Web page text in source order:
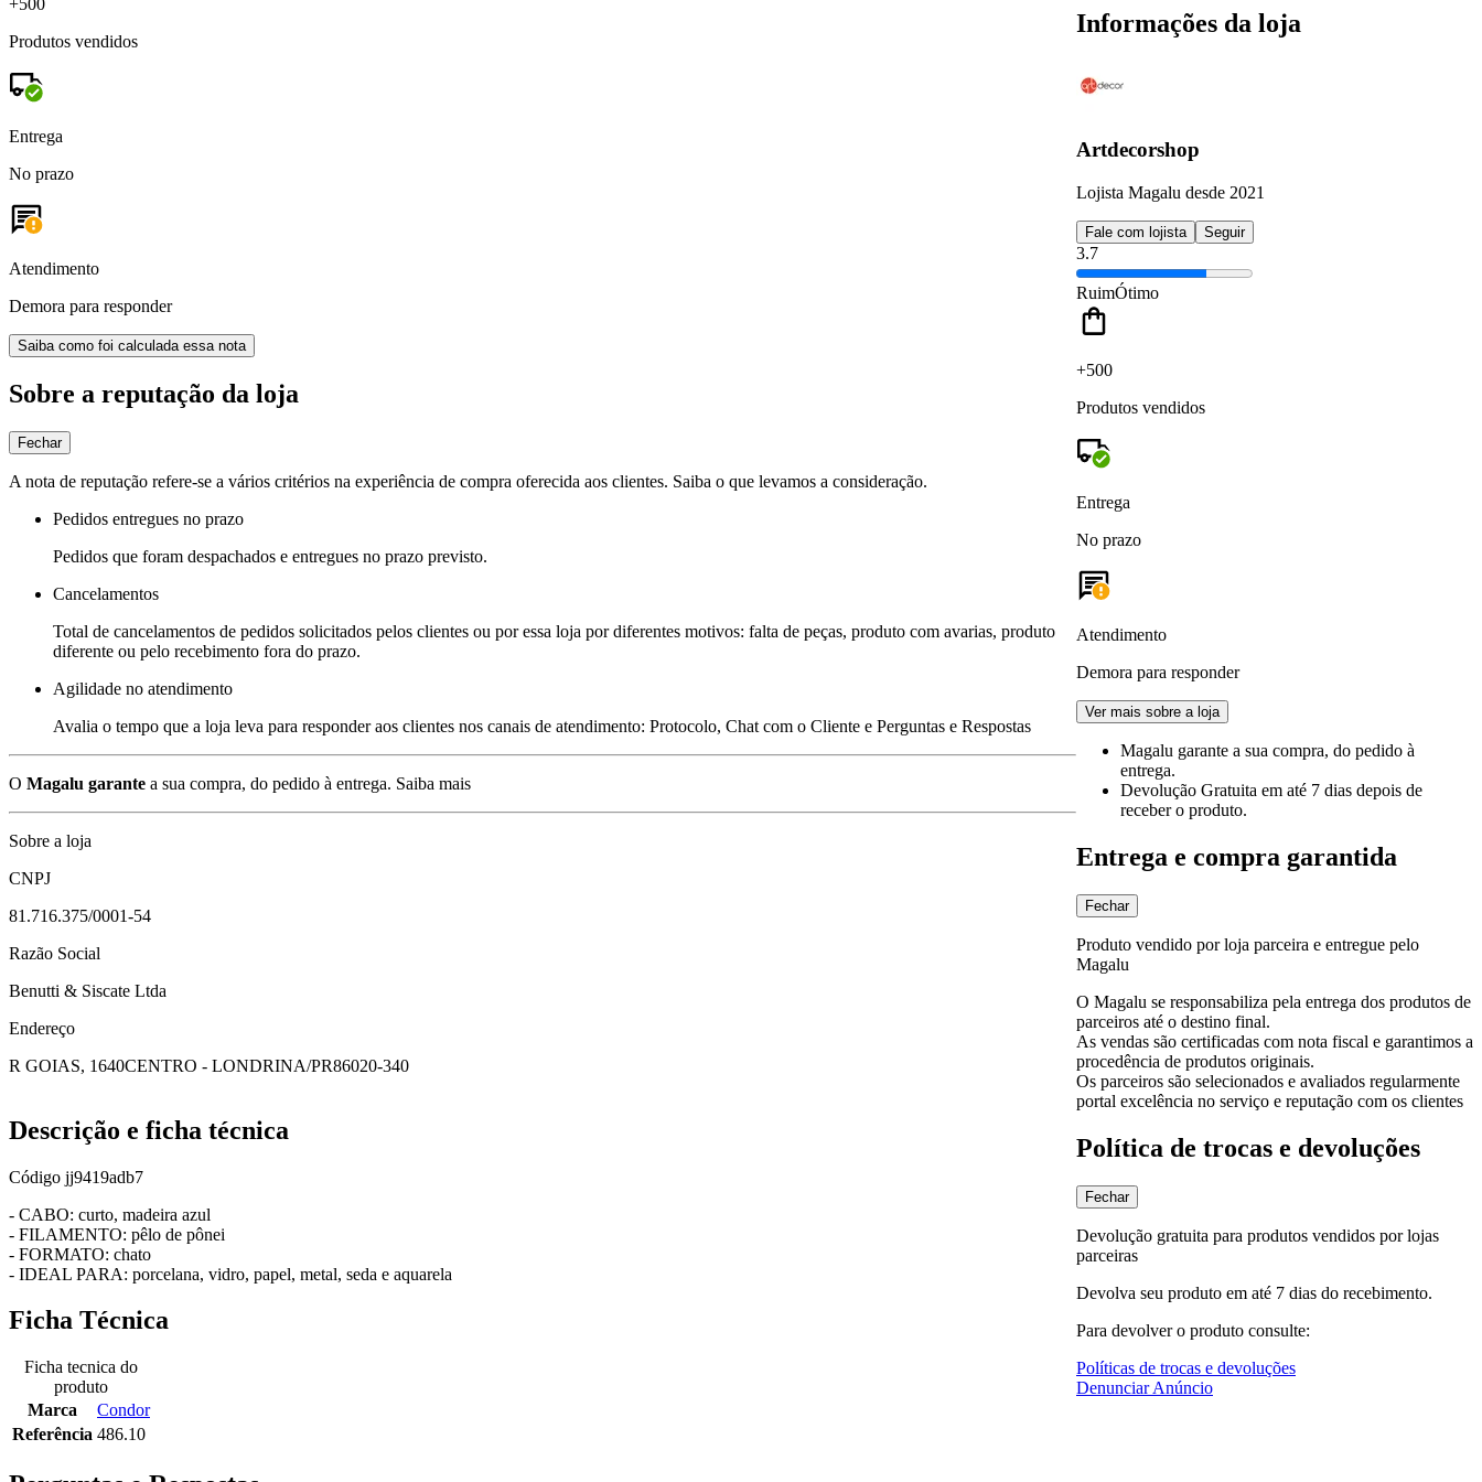
+500
Produtos vendidos
Entrega
No prazo
Atendimento
Demora para responder
Saiba como foi calculada essa nota
Sobre a reputação da loja
Fechar
A nota de reputação refere-se a vários critérios na experiência de compra oferecida aos clientes. Saiba o que levamos a consideração.
Pedidos entregues no prazo
Pedidos que foram despachados e entregues no prazo previsto.
Cancelamentos
Total de cancelamentos de pedidos solicitados pelos clientes ou por essa loja por diferentes motivos: falta de peças, produto com avarias, produto
diferente ou pelo recebimento fora do prazo.
Agilidade no atendimento
Avalia o tempo que a loja leva para responder aos clientes nos canais de atendimento: Protocolo, Chat com o Cliente e Perguntas e Respostas
O Magalu garante a sua compra, do pedido à entrega. Saiba mais
Sobre a loja
CNPJ
81.716.375/0001-54
Razão Social
Benutti & Siscate Ltda
Endereço
R GOIAS, 1640CENTRO - LONDRINA/PR86020-340
Informações da loja
Artdecorshop
Lojista Magalu desde 2021
Fale com lojista Seguir
3.7
RuimÓtimo
+500
Produtos vendidos
Entrega
No prazo
Atendimento
Demora para responder
Ver mais sobre a loja
Magalu garante a sua compra, do pedido à
entrega.
Devolução Gratuita em até 7 dias depois de
receber o produto.
Entrega e compra garantida
Fechar
Produto vendido por loja parceira e entregue pelo
Magalu
O Magalu se responsabiliza pela entrega dos produtos de
parceiros até o destino final.
As vendas são certificadas com nota fiscal e garantimos a
procedência de produtos originais.
Os parceiros são selecionados e avaliados regularmente
portal excelência no serviço e reputação com os clientes
Política de trocas e devoluções
Fechar
Devolução gratuita para produtos vendidos por lojas
parceiras
Devolva seu produto em até 7 dias do recebimento.
Para devolver o produto consulte:
Políticas de trocas e devoluções
Denunciar Anúncio
Descrição e ficha técnica
Código jj9419adb7
- CABO: curto, madeira azul
- FILAMENTO: pêlo de pônei
- FORMATO: chato
- IDEAL PARA: porcelana, vidro, papel, metal, seda e aquarela
Ficha Técnica
Ficha tecnica do
produto
Marca
Condor
Referência 486.10